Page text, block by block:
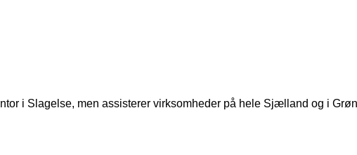
i Slagelse, men assisterer virksomheder på hele Sjælland og i